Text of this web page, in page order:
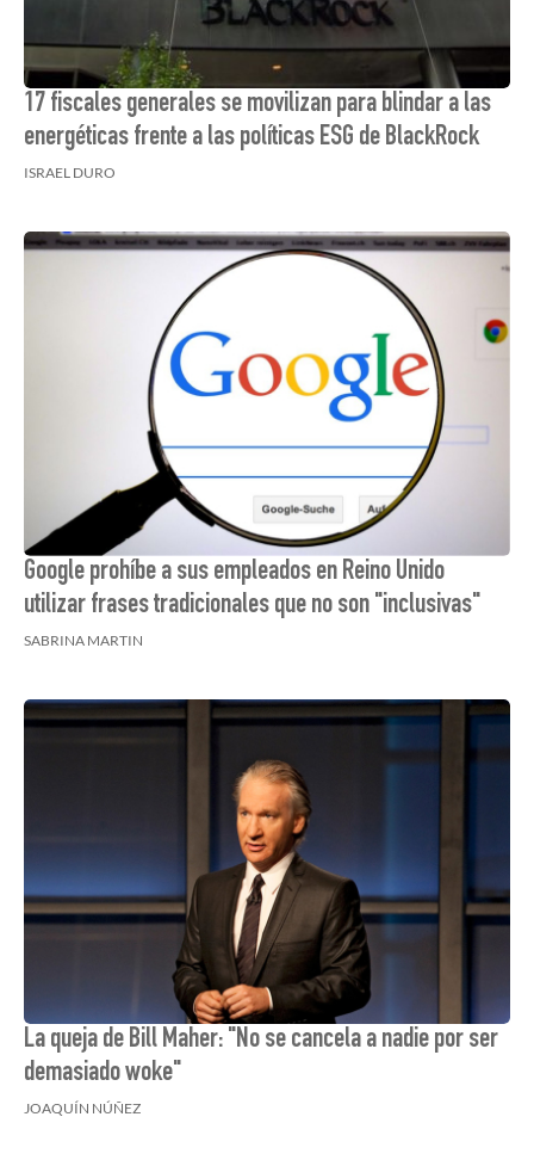
17 fiscales generales se movilizan para blindar a las
energéticas frente a las políticas ESG de BlackRock
ISRAEL DURO
Google prohíbe a sus empleados en Reino Unido
utilizar frases tradicionales que no son "inclusivas"
SABRINA MARTIN
La queja de Bill Maher: "No se cancela a nadie por ser
demasiado woke"
JOAQUÍN NÚÑEZ